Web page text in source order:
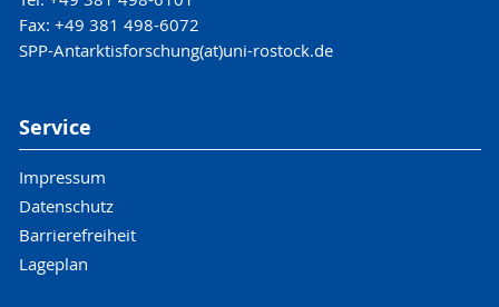
Fax: +49 381 498-6072
SPP-Antarktisforschung(at)uni-rostock.de
Service
Impressum
Datenschutz
Barrierefreiheit
Lageplan